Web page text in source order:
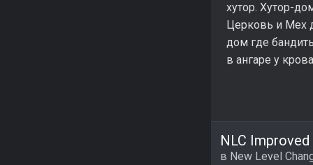
хутор. Хутор-
Церковь и Мех
дом где
в ангаре у
NLC
в New Level